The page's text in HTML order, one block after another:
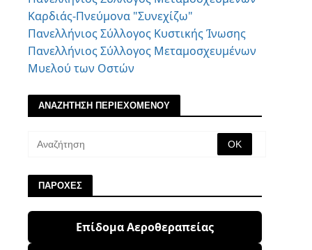
Καρδιάς-Πνεύμονα "Συνεχίζω"
Πανελλήνιος Σύλλογος Κυστικής Ίνωσης
Πανελλήνιος Σύλλογος Μεταμοσχευμένων
Μυελού των Οστών
ΑΝΑΖΗΤΗΣΗ ΠΕΡΙΕΧΟΜΕΝΟΥ
ΠΑΡΟΧΕΣ
Επίδομα Αεροθεραπείας